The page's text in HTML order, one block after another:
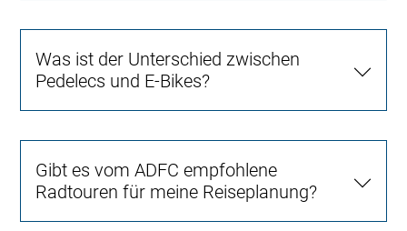
Was ist der Unterschied zwischen
Pedelecs und E-Bikes?
Gibt es vom ADFC empfohlene
Radtouren für meine Reiseplanung?